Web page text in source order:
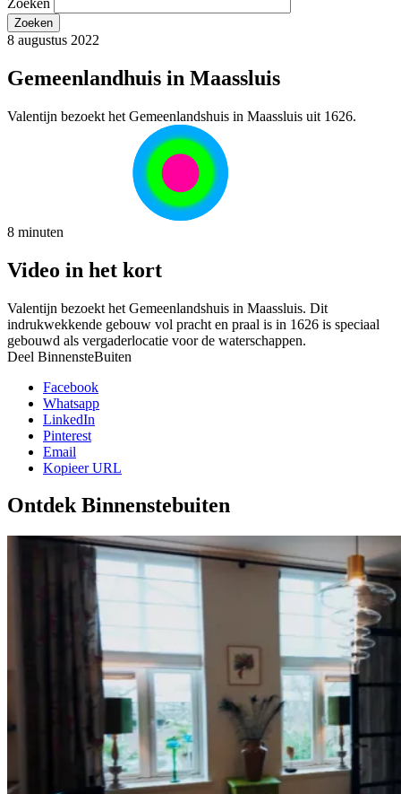
Zoeken
8 augustus 2022
Gemeenlandhuis in Maassluis
Valentijn bezoekt het Gemeenlandshuis in Maassluis uit 1626.
8 minuten
Video in het kort
Valentijn bezoekt het Gemeenlandshuis in Maassluis. Dit
indrukwekkende gebouw vol pracht en praal is in 1626 is speciaal
gebouwd als vergaderlocatie voor de waterschappen.
Deel BinnensteBuiten
Facebook
Whatsapp
LinkedIn
Pinterest
Email
Kopieer URL
Ontdek Binnenstebuiten